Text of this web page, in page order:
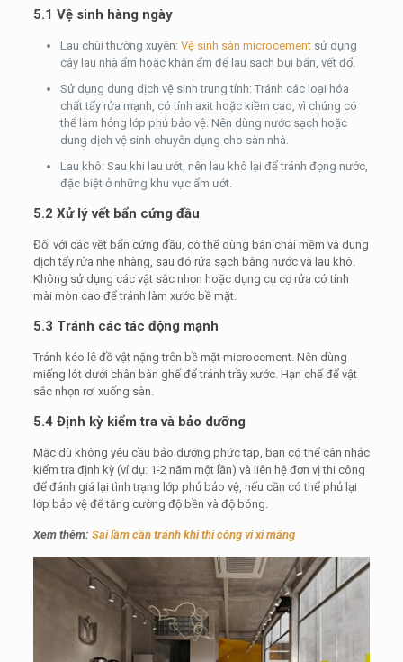
5.1 Vệ sinh hàng ngày
Lau chùi thường xuyên: Vệ sinh sàn microcementsử dụng
cây lau nhà ẩm hoặc khăn ẩm để lau sạch bụi bẩn, vết đổ.
Sử dụng dung dịch vệ sinh trung tính: Tránh các loại hóa
chất tẩy rửa mạnh, có tính axit hoặc kiềm cao, vì chúng có
thể làm hỏng lớp phủ bảo vệ. Nên dùng nước sạch hoặc
dung dịch vệ sinh chuyên dụng cho sàn nhà.
Lau khô: Sau khi lau ướt, nên lau khô lại để tránh đọng nước,
đặc biệt ở những khu vực ẩm ướt.
5.2 Xử lý vết bẩn cứng đầu
Đối với các vết bẩn cứng đầu, có thể dùng bàn chải mềm và dung
dịch tẩy rửa nhẹ nhàng, sau đó rửa sạch bằng nước và lau khô.
Không sử dụng các vật sắc nhọn hoặc dụng cụ cọ rửa có tính
mài mòn cao để tránh làm xước bề mặt.
5.3 Tránh các tác động mạnh
Tránh kéo lê đồ vật nặng trên bề mặt microcement. Nên dùng
miếng lót dưới chân bàn ghế để tránh trầy xước. Hạn chế để vật
sắc nhọn rơi xuống sàn.
5.4 Định kỳ kiểm tra và bảo dưỡng
Mặc dù không yêu cầu bảo dưỡng phức tạp, bạn có thể cân nhắc
kiểm tra định kỳ (ví dụ: 1-2 năm một lần) và liên hệ đơn vị thi công
để đánh giá lại tình trạng lớp phủ bảo vệ, nếu cần có thể phủ lại
lớp bảo vệ để tăng cường độ bền và độ bóng.
Xem thêm: Sai lầm cần tránh khi thi công vi xi măng